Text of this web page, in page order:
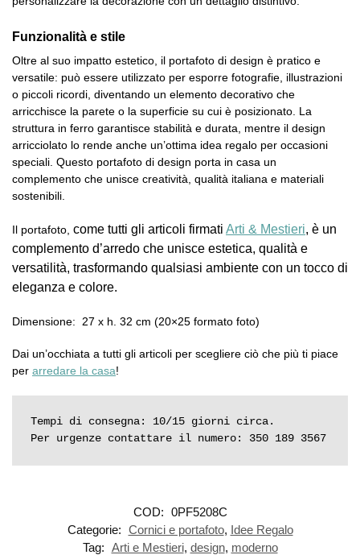
Funzionalità e stile
Oltre al suo impatto estetico, il portafoto di design è pratico e
versatile: può essere utilizzato per esporre fotografie, illustrazioni
o piccoli ricordi, diventando un elemento decorativo che
arricchisce la parete o la superficie su cui è posizionato. La
struttura in ferro garantisce stabilità e durata, mentre il design
arricciolato lo rende anche un’ottima idea regalo per occasioni
speciali. Questo portafoto di design porta in casa un
complemento che unisce creatività, qualità italiana e materiali
sostenibili.
Il portafoto, come tutti gli articoli firmati Arti & Mestieri, è un
complemento d’arredo che unisce estetica, qualità e
versatilità, trasformando qualsiasi ambiente con un tocco di
eleganza e colore.
Dimensione: 27 x h. 32 cm (20×25 formato foto)
Dai un’occhiata a tutti gli articoli per scegliere ciò che più ti piace
per arredare la casa!
Tempi di consegna: 10/15 giorni circa.
Per urgenze contattare il numero: 350 189 3567
COD: 0PF5208C
Categorie: Cornici e portafoto, Idee Regalo
Tag: Arti e Mestieri, design, moderno